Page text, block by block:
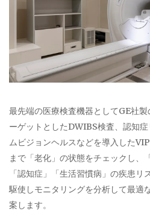
最先端の医療検査機器としてGE社
ーゲットとしたDWIBS検査、認知
ムビジョンヘルスなどを導入した
まで「老化」の状態をチェックし、
「認知症」「生活習慣病」の疾患
駆使しモニタリングを分析して最適
案します。